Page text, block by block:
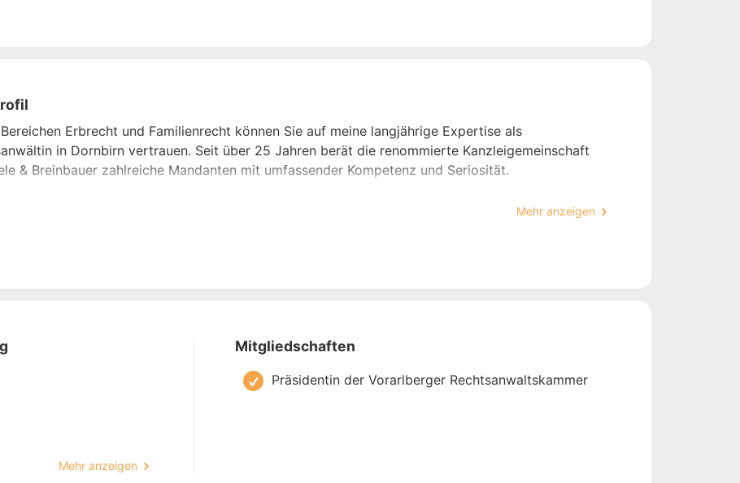
Erbrecht und Familienrecht können Sie auf meine langjährige Expertise als
in Dornbirn vertrauen. Seit über 25 Jahren berät die renommierte Kanzleigemeinschaft
& Breinbauer zahlreiche Mandanten mit umfassender Kompetenz und Seriosität.
Lösung für Sie. Neben der Gestaltung von Scheidungsfolgenvereinbarungen, Ehe- und
Sie gerne einen Termin in meiner Kanzlei in Dornbirn. Ich freue mich darauf, von Ihnen zu
Mehr anzeigen
Mehr anzeigen
Mitgliedschaften
Präsidentin der Vorarlberger Rechtsanwaltskammer